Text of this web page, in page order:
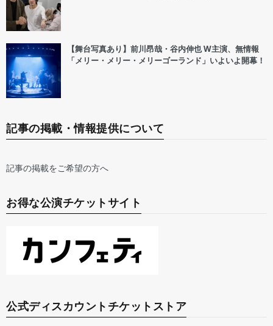
【舞台写真あり】前川昂哉・谷内伸也 W主演、無情報
「メリー・メリー・メリーゴーランド」いよいよ開幕！
記事の掲載・情報提供について
記事の掲載をご希望の方へ
お得な公演チケットサイト
公式ディスカウントチケットストア